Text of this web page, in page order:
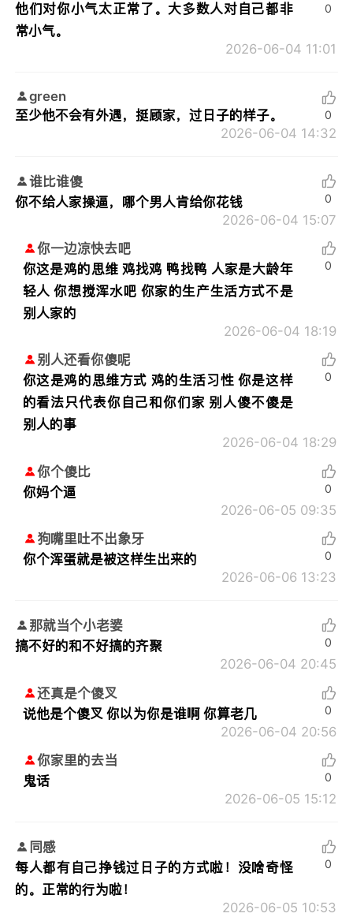
他们对你小气太正常了。大多数人对自己都非
常小气。
2026-06-04 11:01
0
green
至少他不会有外遇，挺顾家，过日子的样子。
2026-06-04 14:32
0
谁比谁傻
你不给人家操逼，哪个男人肯给你花钱
2026-06-04 15:07
0
你一边凉快去吧
你这是鸡的思维 鸡找鸡 鸭找鸭 人家是大龄年
轻人 你想搅浑水吧 你家的生产生活方式不是
别人家的
2026-06-04 18:19
0
别人还看你傻呢
你这是鸡的思维方式 鸡的生活习性 你是这样
的看法只代表你自己和你们家 别人傻不傻是
别人的事
2026-06-04 18:29
0
你个傻比
你妈个逼
2026-06-05 09:35
0
狗嘴里吐不出象牙
你个浑蛋就是被这样生出来的
2026-06-06 13:23
0
那就当个小老婆
搞不好的和不好搞的齐聚
2026-06-04 20:45
0
还真是个傻叉
说他是个傻叉 你以为你是谁啊 你算老几
2026-06-04 20:56
0
你家里的去当
鬼话
2026-06-05 15:12
0
同感
每人都有自己挣钱过日子的方式啦！没啥奇怪
的。正常的行为啦！
2026-06-05 10:53
0